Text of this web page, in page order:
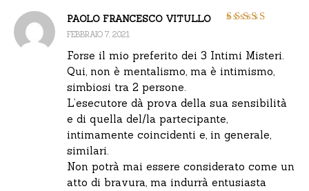
PAOLO FRANCESCO VITULLO
FEBBRAIO 7, 2021
Forse il mio preferito dei 3 Intimi Misteri.
Qui, non è mentalismo, ma è intimismo,
simbiosi tra 2 persone.
L’esecutore dà prova della sua sensibilità
e di quella del/la partecipante,
intimamente coincidenti e, in generale,
similari.
Non potrà mai essere considerato come un
atto di bravura, ma indurrà entusiasta